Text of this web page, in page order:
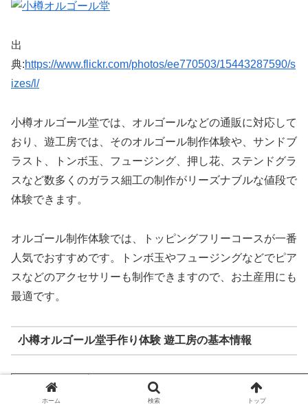
出
典:https://www.flickr.com/photos/ee770503/15443287590/s
izes/l/
小樽オルゴール堂では、オルゴールなどの通販に対応して
おり、遊工房では、そのオルゴール制作体験や、サンドブ
ラスト、トンボ玉、フュージング、押し花、ステンドグラ
スなど数多くのガラス細工の制作がリーズナブルな値段で
体験できます。
オルゴール制作体験では、トッピングフリーコースが一番
人気でおすすめです。トンボ玉やフュージングなどでピア
スなどのアクセサリーも制作できますので、お土産用にも
最適です。
小樽オルゴール堂手作り体験 遊工房の基本情報
[基本情報]
小樽オルゴール堂手作り体験 遊工房
小樽市入船1-1-5
ホーム 検索 トップ